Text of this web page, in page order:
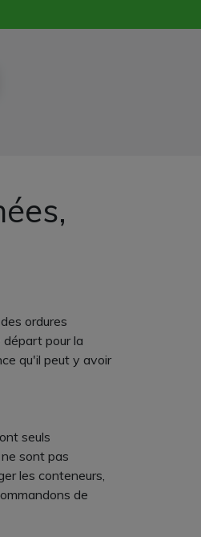
ordures
pour la
qu'il peut y avoir
seuls
sont pas
les conteneurs,
de